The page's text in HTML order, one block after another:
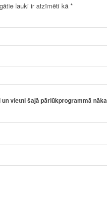
lauki ir atzīmēti kā *
vietni šajā pārlūkprogrammā